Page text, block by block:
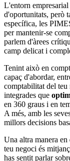
L'entorn
d'oportunitats, però
específica, les
permantenir-se
parlem d'àrees
camp delicat i
Tenint això en
capaç d'abordar,
comptabilitat del
integrades que
en 360 graus i en
A més, amb les
millors decisions
Una altra manera
teu negoci és
has sentit parlar